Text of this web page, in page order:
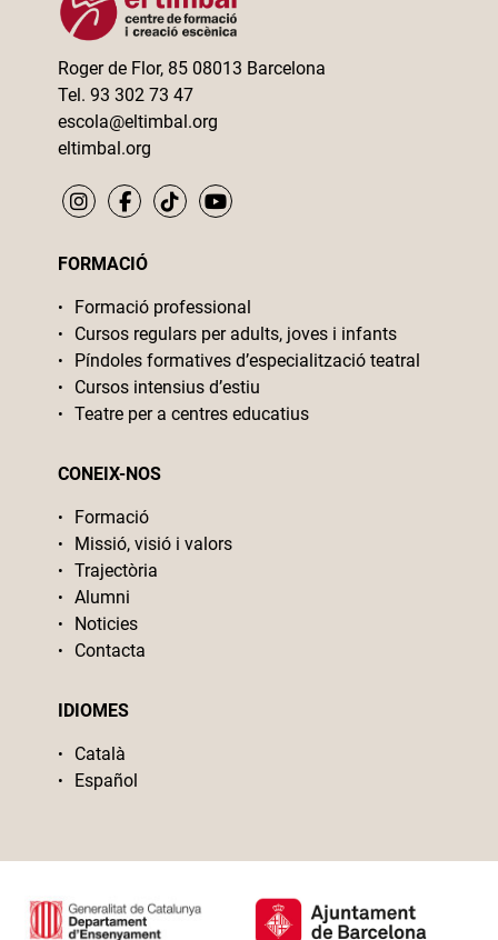
Roger de Flor, 85 08013 Barcelona
Tel. 93 302 73 47
escola@eltimbal.org
eltimbal.org
FORMACIÓ
Formació professional
Cursos regulars per adults, joves i infants
Píndoles formatives d’especialització teatral
Cursos intensius d’estiu
Teatre per a centres educatius
CONEIX-NOS
Formació
Missió, visió i valors
Trajectòria
Alumni
Noticies
Contacta
IDIOMES
Català
Español